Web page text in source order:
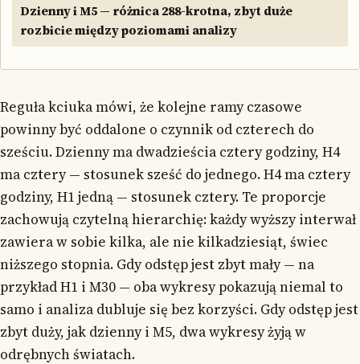
Dzienny i M5 — różnica 288-krotna, zbyt duże
rozbicie między poziomami analizy
Reguła kciuka mówi, że kolejne ramy czasowe
powinny być oddalone o czynnik od czterech do
sześciu. Dzienny ma dwadzieścia cztery godziny, H4
ma cztery — stosunek sześć do jednego. H4 ma cztery
godziny, H1 jedną — stosunek cztery. Te proporcje
zachowują czytelną hierarchię: każdy wyższy interwał
zawiera w sobie kilka, ale nie kilkadziesiąt, świec
niższego stopnia. Gdy odstęp jest zbyt mały — na
przykład H1 i M30 — oba wykresy pokazują niemal to
samo i analiza dubluje się bez korzyści. Gdy odstęp jest
zbyt duży, jak dzienny i M5, dwa wykresy żyją w
odrębnych światach.